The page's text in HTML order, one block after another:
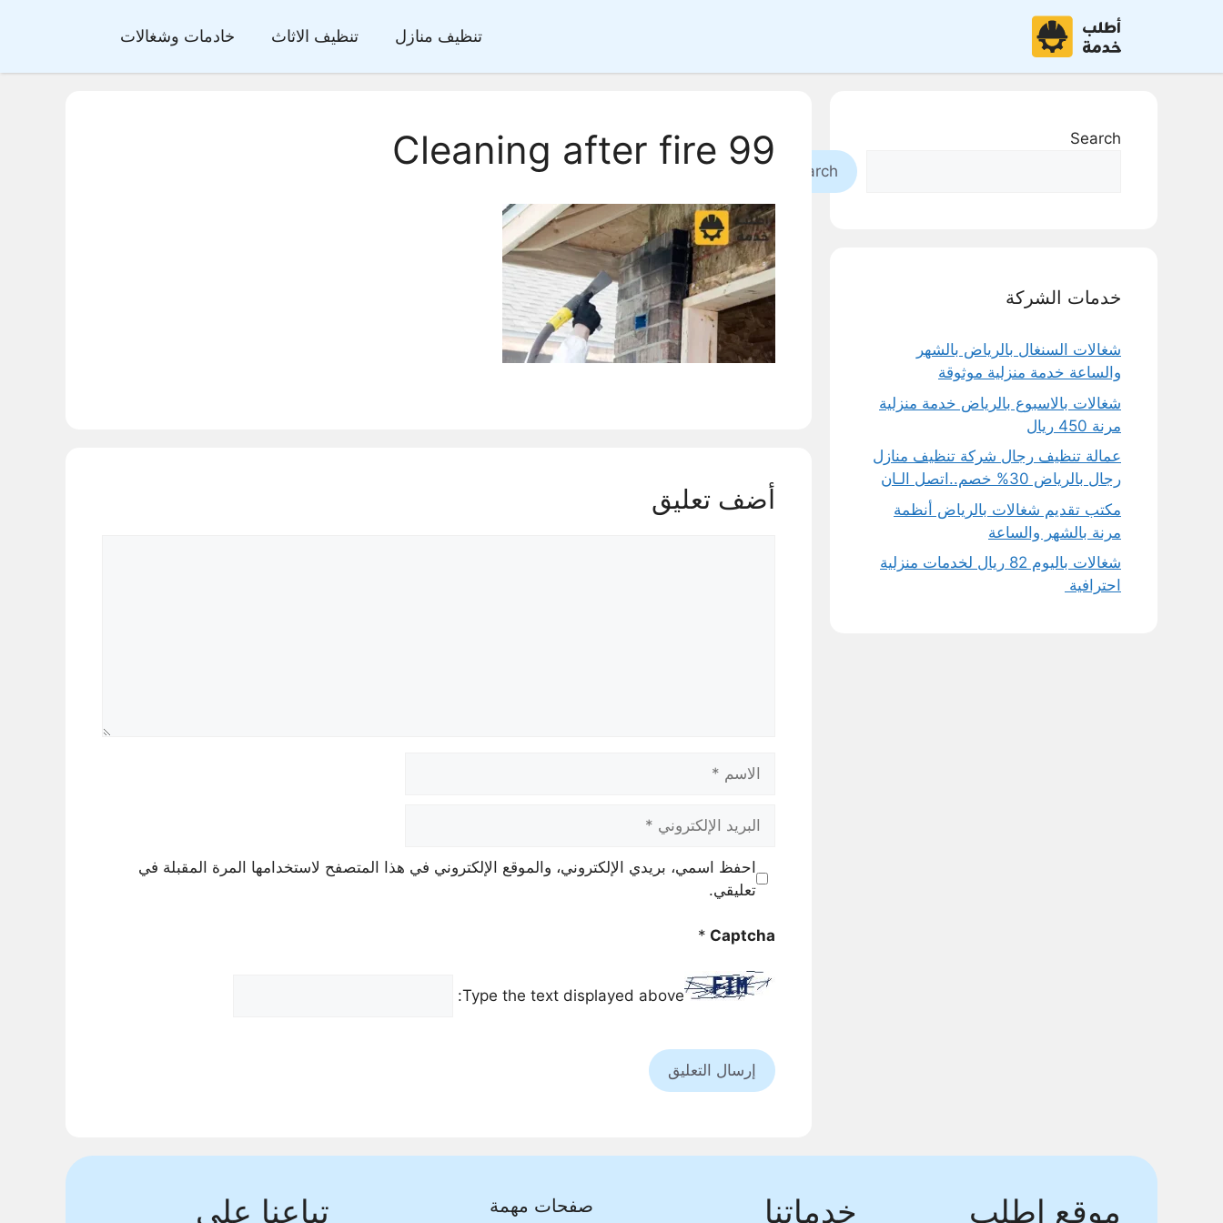
تنظيف منازل تنظيف الاثاث خادمات وشغالات
Cleaning after fire 99
أضف تعليق
الإلكتروني
احفظ اسمي، بريدي الإلكتروني، والموقع الإلكتروني في هذا المتصفح لاستخدامها المرة المقبلة في
تعليقي.
Captcha
*
Type the text displayed above:
Search
Search
خدمات الشركة
شغالات السنغال بالرياض بالشهر
والساعة خدمة منزلية موثوقة
شغالات بالاسبوع بالرياض خدمة منزلية
مرنة 450 ريال
عمالة تنظيف رجال شركة تنظيف منازل
رجال بالرياض 30% خصم..اتصل الـان
مكتب تقديم شغالات بالرياض أنظمة
مرنة بالشهر والساعة
شغالات باليوم 82 ريال لخدمات منزلية
احترافية
موقع اطلب خدماتنا صفحات مهمة تباعنا على